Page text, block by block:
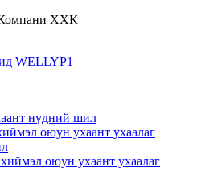
ХХК
нүдний шил
оюун ухаант ухаалаг
оюун ухаант ухаалаг